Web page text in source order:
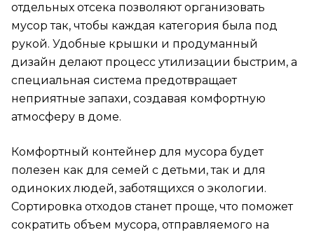
отдельных отсека позволяют организовать
мусор так, чтобы каждая категория была под
рукой. Удобные крышки и продуманный
дизайн делают процесс утилизации быстрим, а
специальная система предотвращает
неприятные запахи, создавая комфортную
атмосферу в доме.
Комфортный контейнер для мусора будет
полезен как для семей с детьми, так и для
одиноких людей, заботящихся о экологии.
Сортировка отходов станет проще, что поможет
сократить объем мусора, отправляемого на